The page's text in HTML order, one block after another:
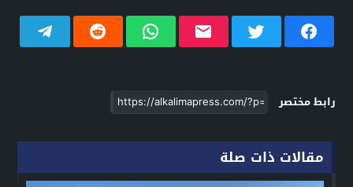
رابط مختصر
مقالات ذات صلة